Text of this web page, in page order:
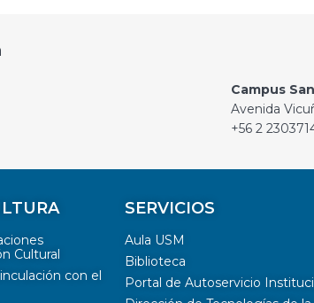
Campus
Avenida
+56 2
Cultural
con el
SERVICIOS
Aula USM
Biblioteca
Portal de Autoservicio